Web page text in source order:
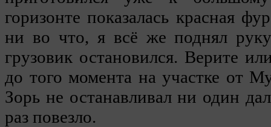
горизонте показалась красная
ни во что, я всё же поднял
грузовик остановился. Верите
до того момента на участке от
Зорь не останавливал ни один
раз повезло.